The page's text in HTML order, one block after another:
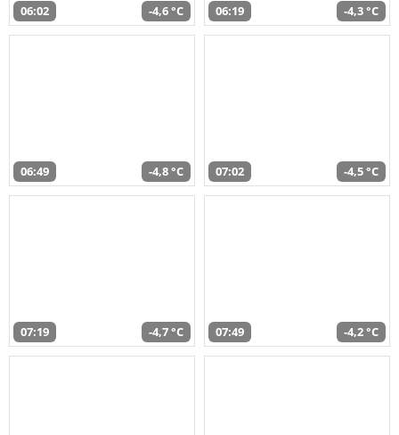
06:02 -4,6 °C 06:19 -4,3 °C
06:49 -4,8 °C 07:02 -4,5 °C
07:19 -4,7 °C 07:49 -4,2 °C